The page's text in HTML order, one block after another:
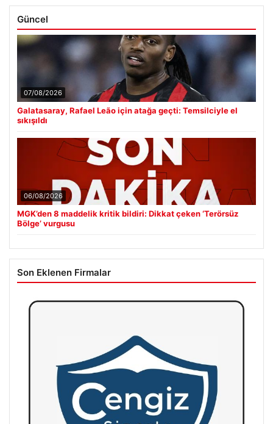
Güncel
07/08/2026
Galatasaray, Rafael Leão için atağa geçti: Temsilciyle el
sıkışıldı
06/08/2026
MGK’den 8 maddelik kritik bildiri: Dikkat çeken ‘Terörsüz
Bölge’ vurgusu
Son Eklenen Firmalar